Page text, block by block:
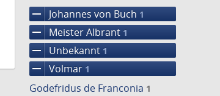
remove Johannes von Buch 1
remove Meister Albrant 1
remove Unbekannt 1
remove Volmar 1
Godefridus de Franconia 1